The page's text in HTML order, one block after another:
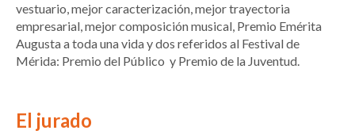
vestuario, mejor caracterización, mejor trayectoria
empresarial, mejor composición musical, Premio Emérita
Augusta a toda una vida y dos referidos al Festival de
Mérida: Premio del Público y Premio de la Juventud.
El jurado